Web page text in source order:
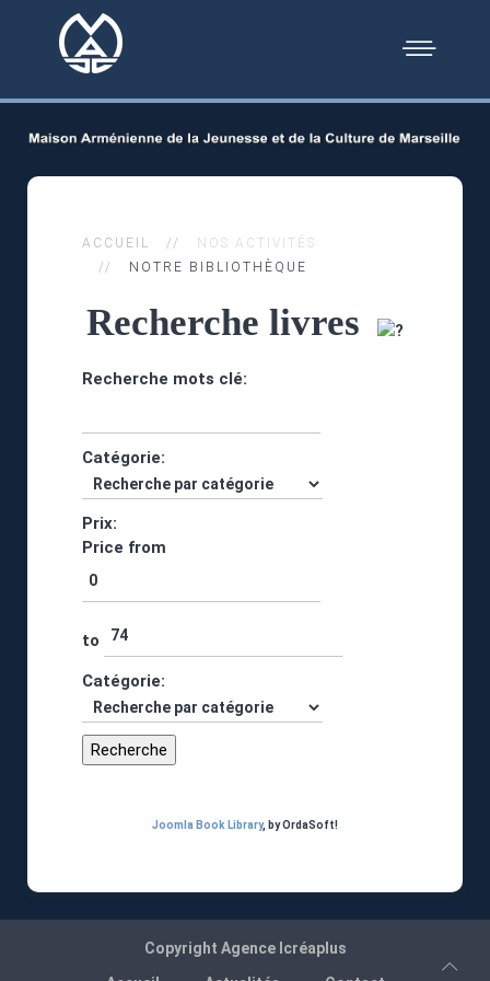
ACCUEIL
NOS ACTIVITÉS
NOTRE BIBLIOTHÈQUE
Recherche livres
Recherche mots clé:
Catégorie:
Prix:
Price from
to
Catégorie:
Joomla Book Library, by OrdaSoft!
Copyright Agence Icréaplus